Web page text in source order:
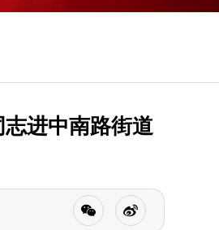
进中南路街道